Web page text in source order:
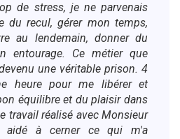
de stress, je ne parvenais
du recul, gérer mon temps,
au lendemain, donner du
entourage. Ce métier que
une véritable prison. 4
heure pour me libérer et
équilibre et du plaisir dans
travail réalisé avec Monsieur
aidé à cerner ce qui m'a